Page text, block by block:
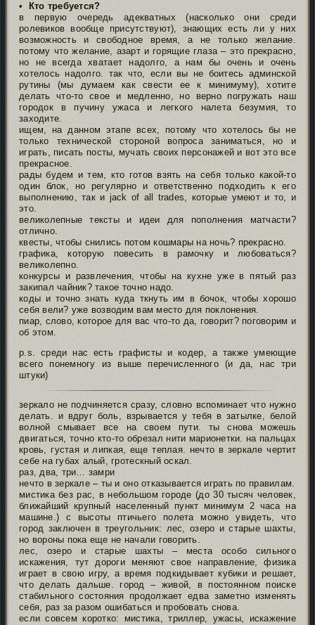
•
Кто требуется?
в первую очередь адекватных (насколько они среди
ролевиков вообще присутствуют), знающих есть ли у них
возможность и свободное время, а не только желание.
потому что желание, азарт и горящие глаза – это прекрасно,
но не всегда хватает надолго, а нам бы очень и очень
хотелось надолго. так что, если вы не боитесь админской
рутины (мы думаем как свести ее к минимуму), хотите
делать что-то свое и медленно, но верно погружать наш
городок в пучину ужаса и легкого налета безумия, то
заходите.
ищем, на данном этапе всех, потому что хотелось бы не
только технической стороной вопроса заниматься, но и
играть, писать посты, мучать своих персонажей и вот это все
прекрасное.
рады будем и тем, кто готов взять на себя только какой-то
один блок, но регулярно и ответственно подходить к его
выполнению, так и jack of all trades, которые умеют и то, и
это.
великолепные тексты и идеи для пополнения матчасти?
отлично.
квесты, чтобы снились потом кошмары на ночь? прекрасно.
графика, которую повесить в рамочку и любоваться?
великолепно.
конкурсы и развлечения, чтобы на кухне уже в пятый раз
закипал чайник? такое точно надо.
коды и точно знать куда ткнуть им в бочок, чтобы хорошо
себя вели? уже возводим вам место для поклонения.
пиар, слово, которое для вас что-то да, говорит? поговорим и
об этом.
p.s. среди нас есть графисты и кодер, а также умеющие
всего понемногу из выше перечисленного (и да, нас три
штуки)
зеркало не подчиняется сразу, словно вспоминает что нужно
делать. и вдруг боль, взрывается у тебя в затылке, белой
волной смывает все на своем пути. ты снова можешь
двигаться, точно кто-то обрезал нити марионетки. на пальцах
кровь, густая и липкая, еще теплая. нечто в зеркале чертит
себе на губах алый, гротескный оскал.
раз, два, три… замри
нечто в зеркале – ты и оно отказывается играть по правилам.
мистика без рас, в небольшом городе (до 30 тысяч человек,
ближайший крупный населенный пункт минимум 2 часа на
машине.) с высоты птичьего полета можно увидеть, что
город заключен в треугольник: лес, озеро и старые шахты,
но вороны пока еще не начали говорить.
лес, озеро и старые шахты – места особо сильного
искажения, тут дороги меняют свое направление, физика
играет в свою игру, а время подкидывает кубики и решает,
что делать дальше. город – живой, в постоянном поиске
стабильного состояния продолжает едва заметно изменять
себя, раз за разом ошибаться и пробовать снова.
если совсем коротко: мистика, триллер, ужасы, искажение